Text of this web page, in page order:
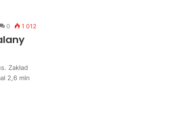
0 1 012
Zakład
2,6 mln